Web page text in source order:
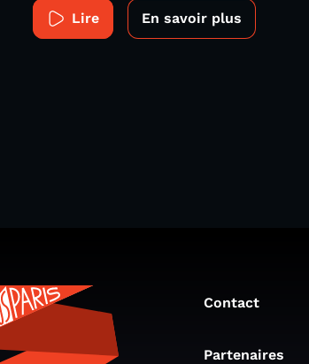
Lire En savoir plus
Contact
Partenaires